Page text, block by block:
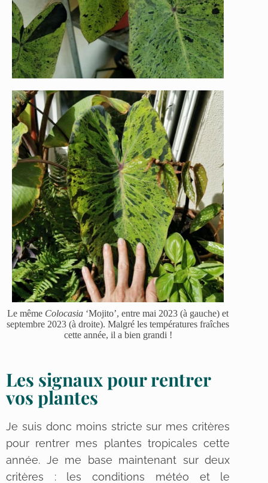
Le même Colocasia ‘Mojito’, entre mai 2023 (à gauche) et
septembre 2023 (à droite). Malgré les températures fraîches
cette année, il a bien grandi !
Les signaux pour rentrer
vos plantes
Je suis donc moins stricte sur mes critères
pour rentrer mes plantes tropicales cette
année. Je me base maintenant sur deux
critères : les conditions météo et le